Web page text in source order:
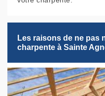
Les raisons de ne pas
charpente à Sainte